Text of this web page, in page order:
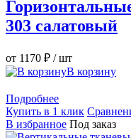
303 салатовый
от 1170 ₽ / шт
В корзину
Подробнее
Купить в 1 клик
В избранное Под заказ